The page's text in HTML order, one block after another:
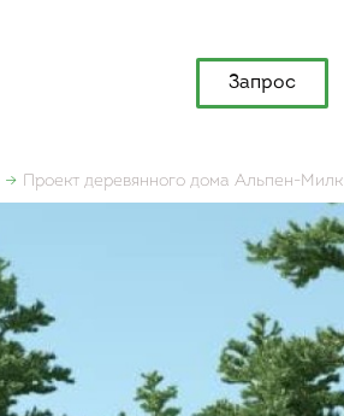
Запрос
Проект деревянного дома Альпен-Милк